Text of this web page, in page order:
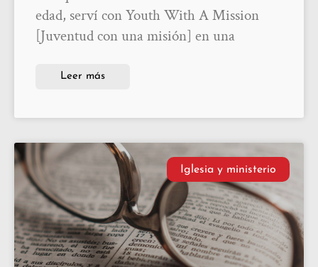
edad, serví con Youth With A Mission
[Juventud con una misión] en una
Leer más
Iglesia y ministerio